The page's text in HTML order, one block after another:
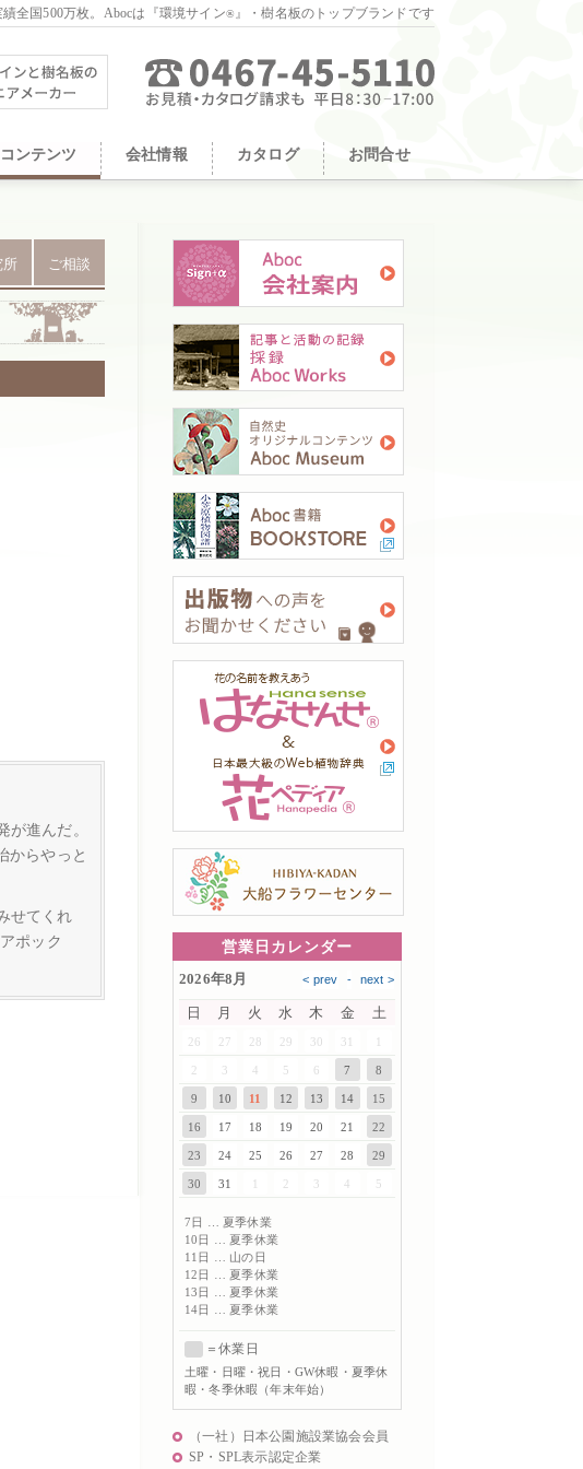
全国500万枚。Abocは『環境サイン® 』・樹名板のトップブランドです
ンテンツ 会社情報 カタログ お問合せ
所 ご相談
進んだ。
からやっと
せてくれ
ポック
営業日カレンダー
2026年8月
日 月 火 水 木 金 土
26 27 28 29 30 31 1
3 4 5 6 7 8
9 10 11 12 13 14 15
16 17 18 19 20 21 22
23 24 25 26 27 28 29
30 31 1 3 4 5
7日 … 夏季休業
10日 … 夏季休業
11日 … 山の日
12日 … 夏季休業
13日 … 夏季休業
14日 … 夏季休業
＝休業日
土曜 ・日曜・祝日・GW休暇・夏季休
暇・冬季休暇（年末年始）
（一社）日本公園施設業協会会員
SP・SPL表示認定企業